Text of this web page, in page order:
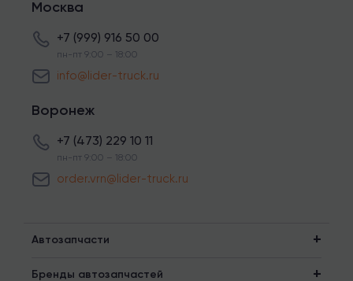
Москва
+7 (999) 916 50 00
пн-пт 9:00 – 18:00
info@lider-truck.ru
Воронеж
+7 (473) 229 10 11
пн-пт 9:00 – 18:00
order.vrn@lider-truck.ru
Автозапчасти
Бренды автозапчастей